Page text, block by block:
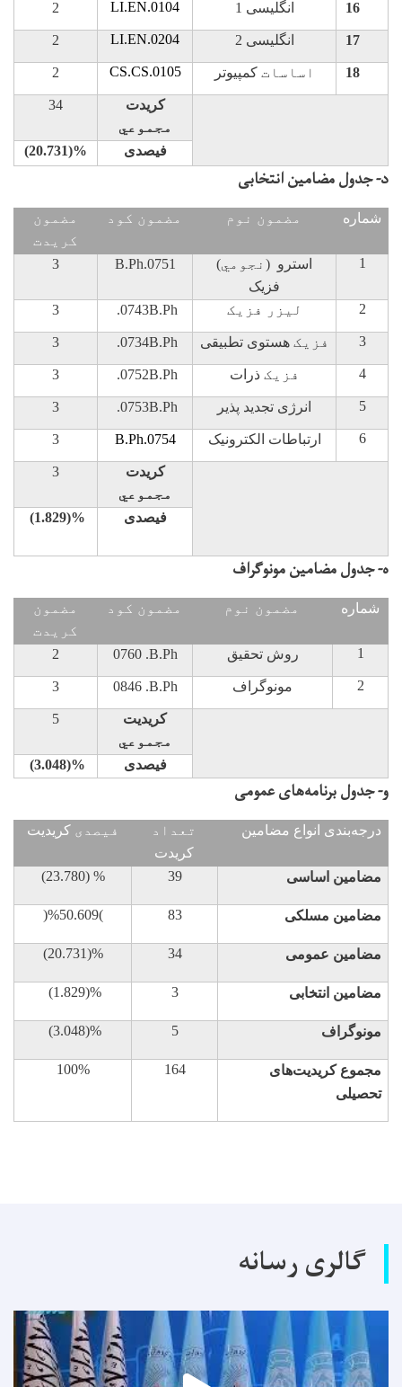
16 انگلیسی 1 LI.EN.0104
2
17 انگلیسی 2 LI.EN.0204
2
18 اساسات کمپیوتر CS.CS.0105
2
کریدت
مجموعي
34
فیصدی (20.731)%
د- جدول مضامین انتخابی
شماره مضمون نوم مضمون کود
مضمون
کريدت
1
استرو (نجومي)
فزیک
B.Ph.0751
3
2 ليزر فزيک B.Ph
.0743
3
3 فزيکهستوی تطبیقی B.Ph
.0734
3
4 فزيک ذرات B.Ph
.0752
3
5 انرژی تجدید پذیر B.Ph
.0753
3
6 ارتباطات الکترونیک B.Ph.0754
3
کریدت
مجموعي
3
فیصدی (1.829)%
ه- جدول مضامین مونوگراف
شماره مضمون نوم مضمون کود
مضمون
کريدت
1
روش تحقیق B.Ph
.
0760
2
2 مونوگراف B.Ph
.
0846
3
کریدیت
مجموعي
5
فیصدی (3.048)%
و- جدول برنامه‌های عمومی
درجه‌بندی انواع مضامین
تعداد
کریدت‌
فيصدی کریدیت
مضامین اساسی 39
(23.780) %
مضامین مسلکی 83
(
50.609
)%
مضامین عمومی 34
(20.731)%
مضامین انتخابی 3
(1.829)%
مونوگراف 5
(3.048)%
مجموع کریدیت‌های
تحصیلی
164
100%
گالری رسانه